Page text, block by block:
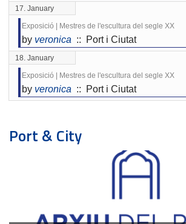
17. January
Exposició | Mestres de l'escultura del segle XX
by veronica :: Port i Ciutat
18. January
Exposició | Mestres de l'escultura del segle XX
by veronica :: Port i Ciutat
Port & City